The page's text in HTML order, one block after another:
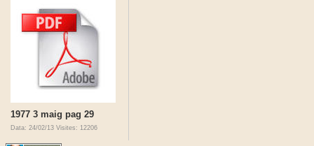
1977 3 maig pag 29
Data: 24/02/13 Visites: 12206